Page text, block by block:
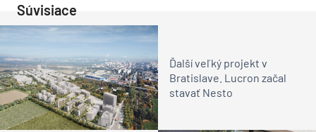
Súvisiace
Ďalší veľký projekt v
Bratislave. Lucron začal
stavať Nesto